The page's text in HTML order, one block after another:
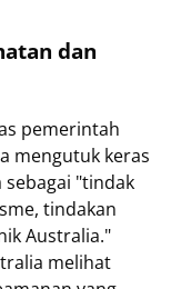
dan
pemerintah
mengutuk keras
"tindak
tindakan
Australia."
melihat